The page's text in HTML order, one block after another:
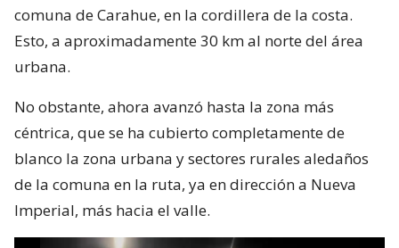
comuna de Carahue, en la cordillera de la costa.
Esto, a aproximadamente 30 km al norte del área
urbana.
No obstante, ahora avanzó hasta la zona más
céntrica, que se ha cubierto completamente de
blanco la zona urbana y sectores rurales aledaños
de la comuna en la ruta, ya en dirección a Nueva
Imperial, más hacia el valle.